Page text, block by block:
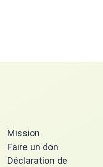
Mission
Faire un don
Déclaration de